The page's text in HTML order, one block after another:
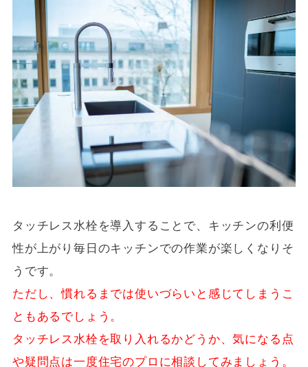
タッチレス水栓を導入することで、キッチンの利便
性が上がり毎日のキッチンでの作業が楽しくなりそ
うです。
ただし、慣れるまでは使いづらいと感じてしまうこ
ともあるでしょう。
タッチレス水栓を取り入れるかどうか、気になる点
や疑問点は一度住宅のプロに相談してみましょう。